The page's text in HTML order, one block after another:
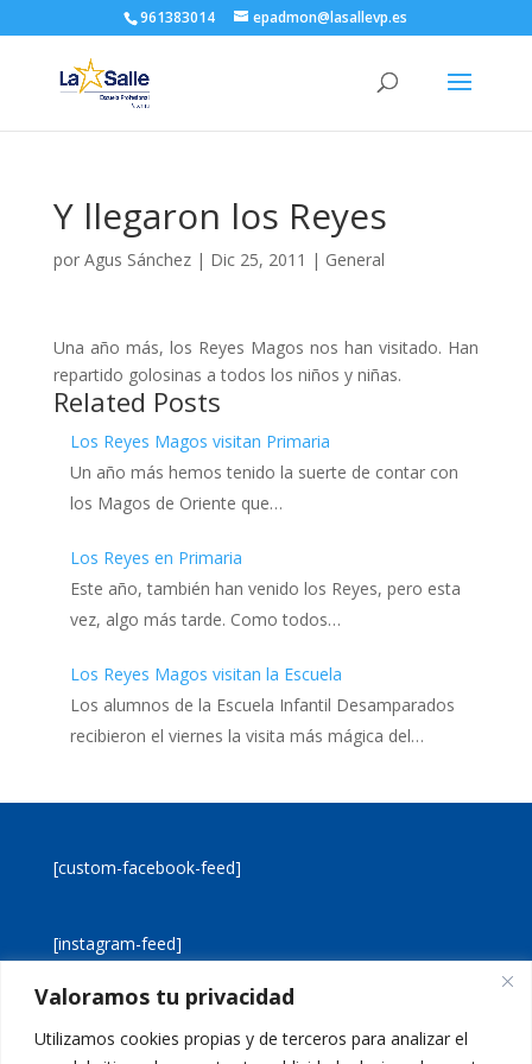
Valoramos tu privacidad
Utilizamos cookies propias y de terceros para analizar el
961383014 epadmon@lasallevp.es
Y llegaron los Reyes
por Agus Sánchez| Dic 25, 2011 | General
Una año más, los Reyes Magos nos han visitado. Han
repartido golosinas a todos los niños y niñas.
Related Posts
Los Reyes Magos visitan Primaria
Un año más hemos tenido la suerte de contar con
los Magos de Oriente que…
Los Reyes en Primaria
Este año, también han venido los Reyes, pero esta
vez, algo más tarde. Como todos…
Los Reyes Magos visitan la Escuela
Los alumnos de la Escuela Infantil Desamparados
recibieron el viernes la visita más mágica del…
[custom-facebook-feed]
[instagram-feed]